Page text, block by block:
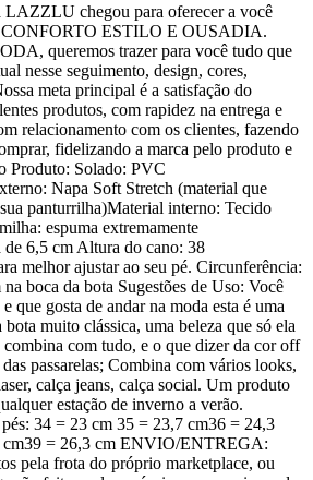
LAZZLU chegou para oferecer a você
ESTILO E OUSADIA.
queremos trazer para você tudo que
nesse seguimento, design, cores,
meta principal é a satisfação do
produtos, com rapidez na entrega e
relacionamento com os clientes, fazendo
fidelizando a marca pelo produto e
Produto: Solado: PVC
Napa Soft Stretch (material que
panturrilha)Material interno: Tecido
espuma extremamente
6,5 cm Altura do cano: 38
melhor ajustar ao seu pé. Circunferência:
boca da bota Sugestões de Uso: Você
que gosta de andar na moda esta é uma
muito clássica, uma beleza que só ela
combina com tudo, e o que dizer da cor off
passarelas; Combina com vários looks,
calça jeans, calça social. Um produto
estação de inverno a verão.
34 = 23 cm 35 = 23,7 cm36 = 24,3
cm39 = 26,3 cm ENVIO/ENTREGA:
pela frota do próprio marketplace, ou